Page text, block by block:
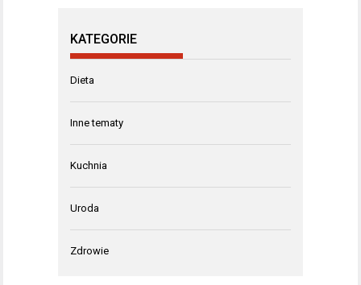
KATEGORIE
Dieta
Inne tematy
Kuchnia
Uroda
Zdrowie